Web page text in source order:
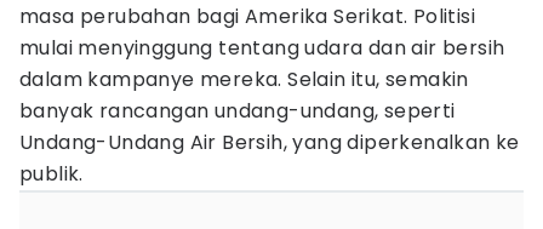
masa perubahan bagi Amerika Serikat. Politisi
mulai menyinggung tentang udara dan air bersih
dalam kampanye mereka. Selain itu, semakin
banyak rancangan undang-undang, seperti
Undang-Undang Air Bersih, yang diperkenalkan ke
publik.